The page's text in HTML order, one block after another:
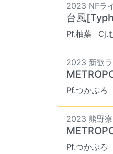
2023 NFラ
台風
Pf.柚葉 Cj.
2023 新歓
Pf.つかぷろ
2023 熊野
Pf.つかぷろ